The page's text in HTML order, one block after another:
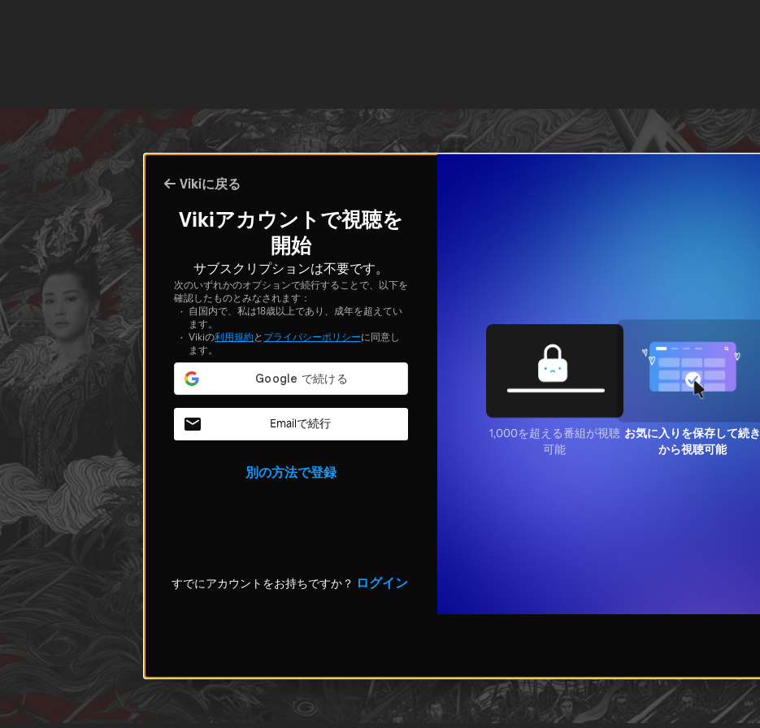
Vikiに戻る
Vikiアカウントで視聴を
開始
サブスクリプションは不要です。
次のいずれかのオプションで続行することで、以下を
確認したものとみなされます：
自国内で、私は18歳以上であり、成年を超えてい
ます。
Vikiの利用規約と プライバシーポリシーに同意し
ます。
Emailで続行
別の方法で登録
すでにアカウントをお持ちですか？ ログイン
1,000を超える番組が視聴
可能
お気に入りを保存して続き
から視聴可能